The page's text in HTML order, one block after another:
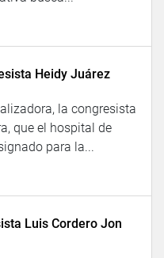
Heidy Juárez
la congresista
que el hospital de
para la...
Luis Cordero Jon